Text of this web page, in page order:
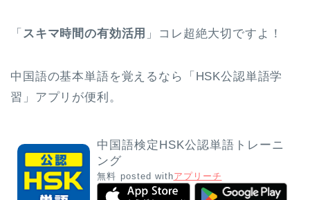
「 スキマ時間の有効活用 」コレ超絶大切ですよ！
中国語の基本単語を覚えるなら「HSK公認単語学
習」アプリが便利。
中国語検定HSK公認単語トレーニ
ング
無料 posted withアプリーチ